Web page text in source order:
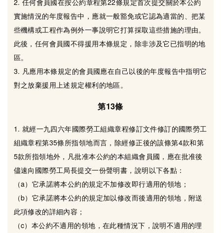
實施情況的年度報告中，應就一般豁免或它認為適當的、把某
些機構或工程作為例外一事說明它打算採取這些措施的理由。
此後，任何會員國不得援用本條規定，除非涉及它已指明的地
區。
3. 凡應用本條規定的會員國應在自己以後的年度報告中指明它
對之放棄援用上述規定權利的地區。
第13條
1. 就經一九四六年國際勞工組織章程修訂文件修訂的國際勞工
組織章程第35條所指領地而言，除經修正後的該條第4款和第
5款所指領地外，凡批准本公約的本組織會員國，應在批准後
儘速向國際勞工局長提交一份聲明書，說明以下各點：
（a）它承諾將本公約的規定不加修改即行適用的領地；
（b）它承諾將本公約的規定加以修改而後適用的領地，附送
此項修改的詳細內容；
（c）本公約不適用的領地，在此種情況下，說明不適用的理